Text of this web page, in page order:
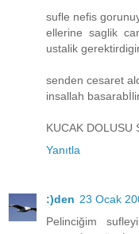
sufle nefis
ellerine saglik
ustalik
senden cesaret
insallah
KUCAK DOLUSU
Yanıtla
:)den 23 Ocak
Pelinciğim